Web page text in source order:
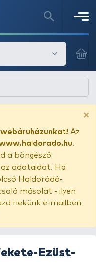
×
Az
.
a böngésző
adataidat. Ha
Haldorádó-
másolat - ilyen
nekünk e-mailben
Ezüst-